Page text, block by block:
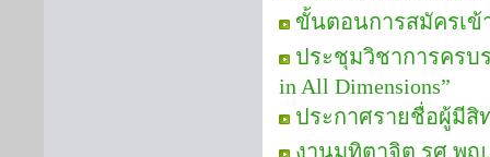
ขั้นตอนการสมัครเข้
ประชุมวิชาการครบ
in All Dimensions”
ประกาศรายชื่อผู้มีสิ
งานมุทิตาจิต รศ.พ